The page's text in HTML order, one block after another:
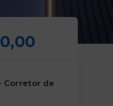
Corretor de